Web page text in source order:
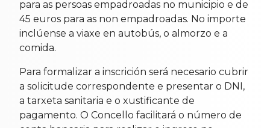
para as persoas empadroadas no municipio e de
45 euros para as non empadroadas. No importe
inclúense a viaxe en autobús, o almorzo e a
comida.
Para formalizar a inscrición será necesario cubrir
a solicitude correspondente e presentar o DNI,
a tarxeta sanitaria e o xustificante de
pagamento. O Concello facilitará o número de